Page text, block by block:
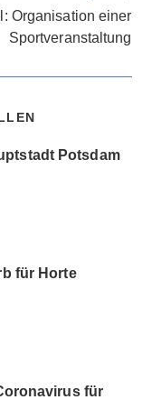
Organisation einer
Sportveranstaltung
Potsdam
für Horte
für